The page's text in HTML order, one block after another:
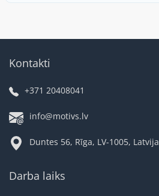
Kontakti
+371 20408041
info@motivs.lv
Duntes 56, Rīga, LV-1005, Latvija
Darba laiks